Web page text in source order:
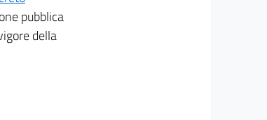
pubblica
della